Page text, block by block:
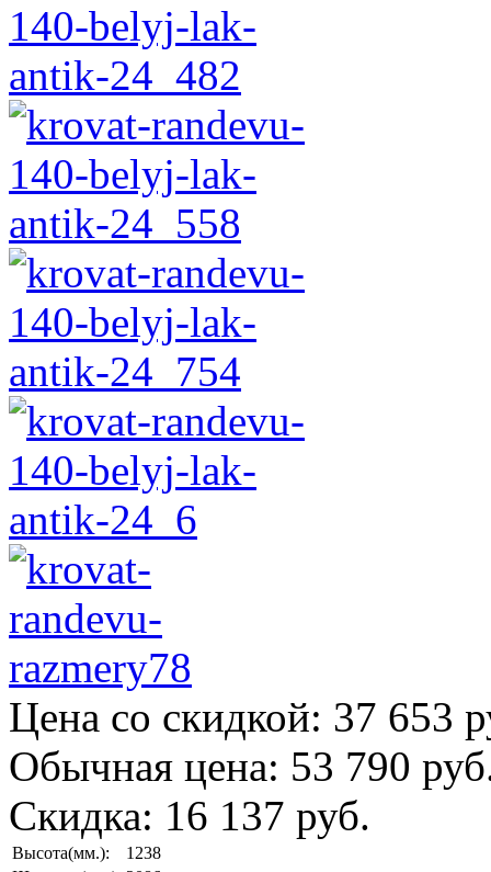
Цена со скидкой: 37 653
Обычная цена: 53 790
Скидка: 16 137 руб.
Высота(мм.):
1238